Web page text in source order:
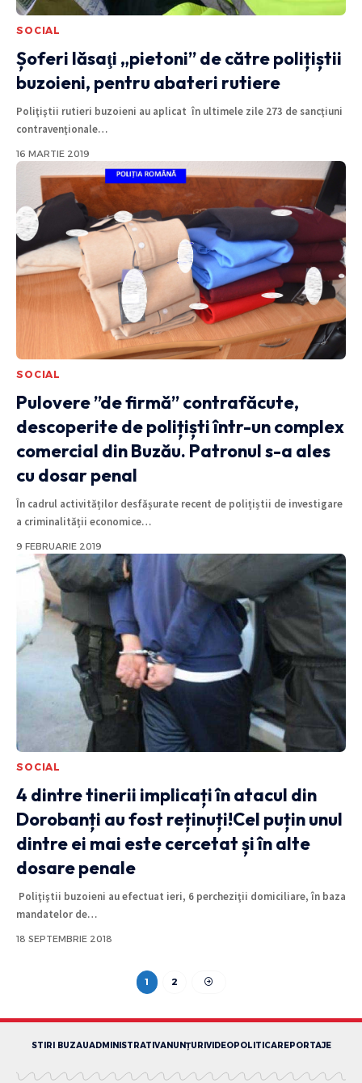
SOCIAL
Șoferi lăsaţi „pietoni” de către polițiștii
buzoieni, pentru abateri rutiere
Poliţiştii rutieri buzoieni au aplicat în ultimele zile 273 de sancţiuni
contravenţionale…
16 MARTIE 2019
SOCIAL
Pulovere ”de firmă” contrafăcute,
descoperite de polițiști într-un complex
comercial din Buzău. Patronul s-a ales
cu dosar penal
În cadrul activităților desfășurate recent de polițiștii de investigare
a criminalității economice…
9 FEBRUARIE 2019
SOCIAL
4 dintre tinerii implicați în atacul din
Dorobanți au fost reținuți!Cel puțin unul
dintre ei mai este cercetat și în alte
dosare penale
Poliţiştii buzoieni au efectuat ieri, 6 percheziţii domiciliare, în baza
mandatelor de…
18 SEPTEMBRIE 2018
1 2
STIRI BUZAUADMINISTRATIVANUNȚURIVIDEOPOLITICAREPORTAJE